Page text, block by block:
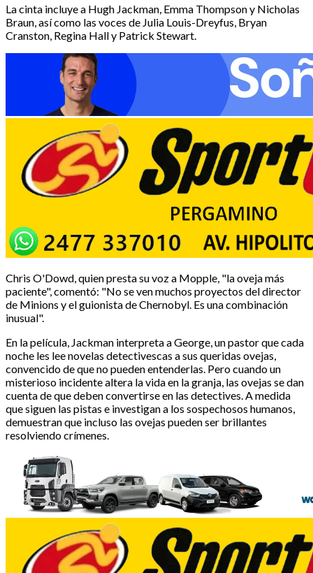
La cinta incluye a Hugh Jackman, Emma Thompson y Nicholas
Braun, así como las voces de Julia Louis-Dreyfus, Bryan
Cranston, Regina Hall y Patrick Stewart.
Chris O'Dowd, quien presta su voz a Mopple, "la oveja más
paciente", comentó: "No se ven muchos proyectos del director
de Minions y el guionista de Chernobyl. Es una combinación
inusual".
En la película, Jackman interpreta a George, un pastor que cada
noche les lee novelas detectivescas a sus queridas ovejas,
convencido de que no pueden entenderlas. Pero cuando un
misterioso incidente altera la vida en la granja, las ovejas se dan
cuenta de que deben convertirse en las detectives. A medida
que siguen las pistas e investigan a los sospechosos humanos,
demuestran que incluso las ovejas pueden ser brillantes
resolviendo crímenes.